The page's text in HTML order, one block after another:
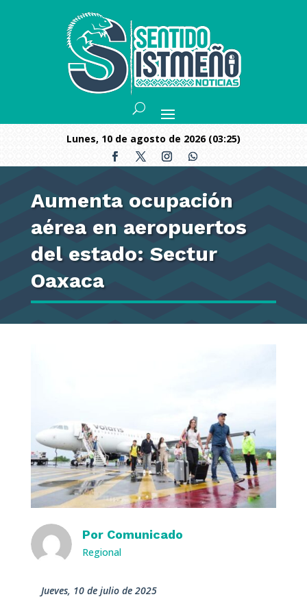
lunes, 10 de agosto de 2026 (03:25)
Aumenta ocupación
aérea en aeropuertos
del estado: Sectur
Oaxaca
Por Comunicado
Regional
jueves, 10 de julio de 2025